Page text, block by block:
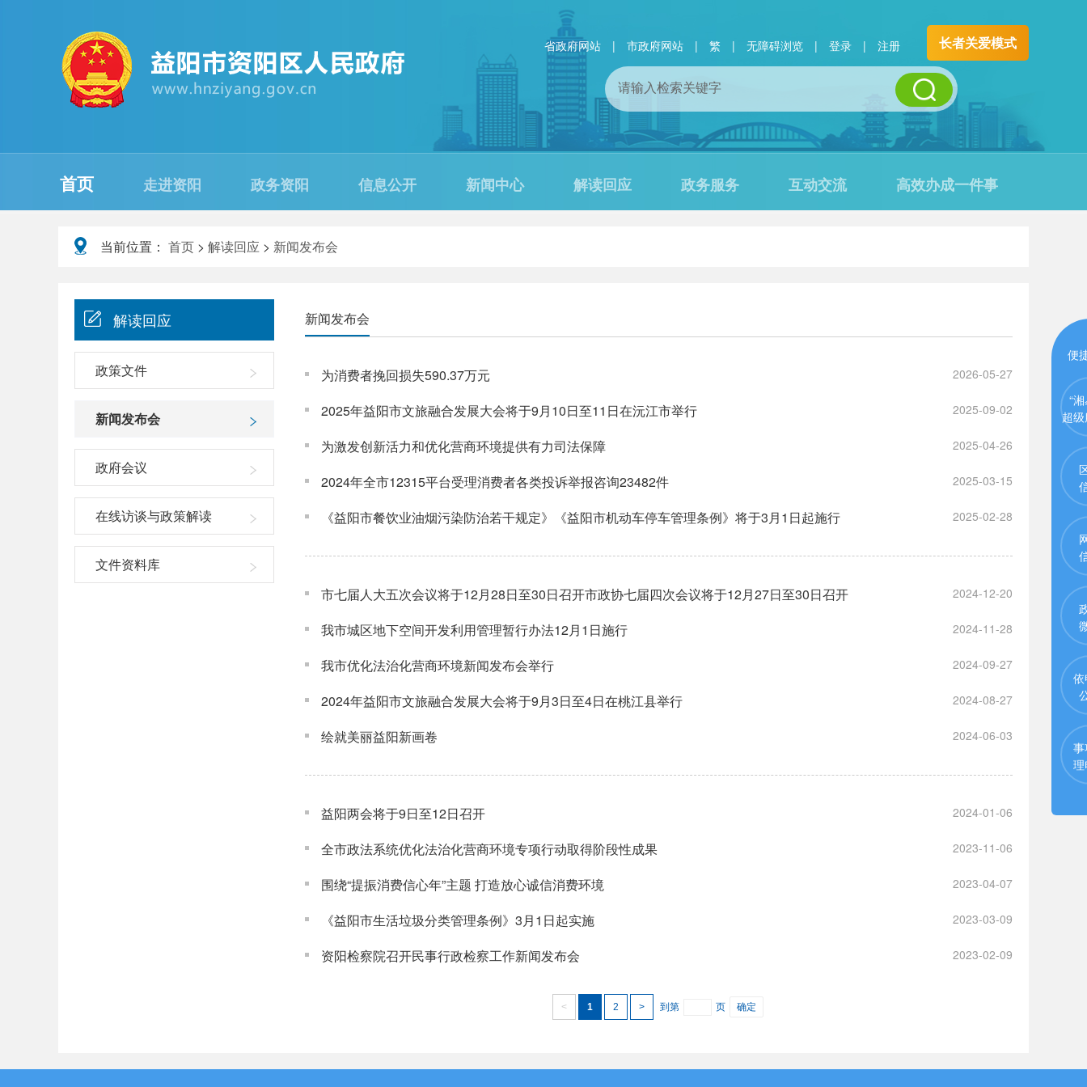
省政府网站 | 市政府网站 | 繁 | 无障碍浏览 | 登录 | 注册 长者关爱模式
首页 走进资阳 政务资阳 信息公开 新闻中心 解读回应 政务服务 互动交流 高效办成一件事
当前位置： 首页 > 解读回应 > 新闻发布会
解读回应
政策文件
新闻发布会
政府会议
在线访谈与政策解读
文件资料库
新闻发布会
2026-05-27
为消费者挽回损失590.37万元
2025-09-02
2025年益阳市文旅融合发展大会将于9月10日至11日在沅江市举行
2025-04-26
为激发创新活力和优化营商环境提供有力司法保障
2025-03-15
2024年全市12315平台受理消费者各类投诉举报咨询23482件
2025-02-28
《益阳市餐饮业油烟污染防治若干规定》《益阳市机动车停车管理条例》将于3月1日起施行
2024-12-20
市七届人大五次会议将于12月28日至30日召开市政协七届四次会议将于12月27日至30日召开
2024-11-28
我市城区地下空间开发利用管理暂行办法12月1日施行
2024-09-27
我市优化法治化营商环境新闻发布会举行
2024-08-27
2024年益阳市文旅融合发展大会将于9月3日至4日在桃江县举行
2024-06-03
绘就美丽益阳新画卷
2024-01-06
益阳两会将于9日至12日召开
2023-11-06
全市政法系统优化法治化营商环境专项行动取得阶段性成果
2023-04-07
围绕“提振消费信心年”主题 打造放心诚信消费环境
2023-03-09
《益阳市生活垃圾分类管理条例》3月1日起实施
2023-02-09
资阳检察院召开民事行政检察工作新闻发布会
< 1 2 > 到第 页 确定
便
“
超